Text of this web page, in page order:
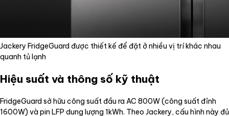
Jackery FridgeGuard được thiết kế để đặt ở nhiều vị trí khác nhau
quanh tủ lạnh
Hiệu suất và thông số kỹ thuật
FridgeGuard sở hữu công suất đầu ra AC 800W (công suất đỉnh
1600W) và pin LFP dung lượng 1kWh. Theo Jackery, cấu hình này đủ